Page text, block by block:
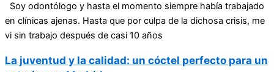
Soy odontólogo y hasta el momento siempre había trabajado
en clínicas ajenas. Hasta que por culpa de la dichosa crisis, me
vi sin trabajo después de casi 10 años
La juventud y la calidad: un cóctel perfecto para un